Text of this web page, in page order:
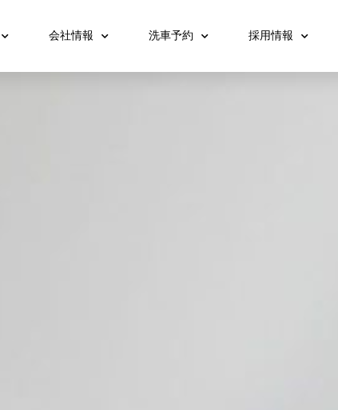
会社情報 洗車予約 採用情報